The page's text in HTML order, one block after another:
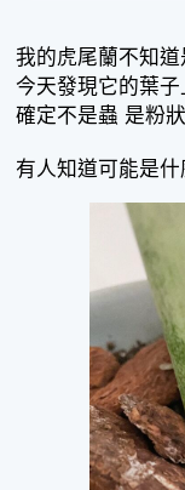
我的虎尾蘭不知
今天發現它的葉
確定不是蟲 是粉
有人知道可能是什